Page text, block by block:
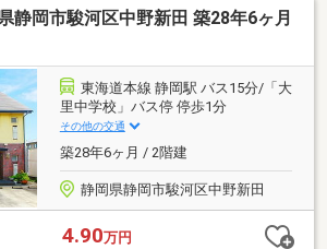
静岡市駿河区中野新田 築28年6ヶ月
東海道本線 静岡駅 バス15分/「大
里中学校」バス停 停歩1分
その他の交通
築28年6ヶ月 / 2階建
静岡県静岡市駿河区中野新田
4.90万円